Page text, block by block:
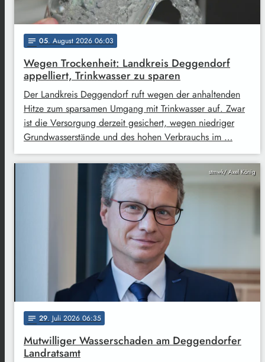
notes 05. August 2026 06:03
Wegen Trockenheit: Landkreis Deggendorf
appelliert, Trinkwasser zu sparen
Der Landkreis Deggendorf ruft wegen der anhaltenden
Hitze zum sparsamen Umgang mit Trinkwasser auf. Zwar
ist die Versorgung derzeit gesichert, wegen niedriger
Grundwasserstände und des hohen Verbrauchs im …
stmwk/ Axel König
notes 29. Juli 2026 06:35
Mutwilliger Wasserschaden am Deggendorfer
Landratsamt